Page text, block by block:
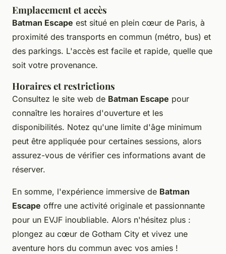
Emplacement et accès
Batman Escape est situé en plein cœur de Paris, à
proximité des transports en commun (métro, bus) et
des parkings. L'accès est facile et rapide, quelle que
soit votre provenance.
Horaires et restrictions
Consultez le site web de Batman Escape pour
connaître les horaires d'ouverture et les
disponibilités. Notez qu'une limite d'âge minimum
peut être appliquée pour certaines sessions, alors
assurez-vous de vérifier ces informations avant de
réserver.
En somme, l'expérience immersive de Batman
Escape offre une activité originale et passionnante
pour un EVJF inoubliable. Alors n'hésitez plus :
plongez au cœur de Gotham City et vivez une
aventure hors du commun avec vos amies !